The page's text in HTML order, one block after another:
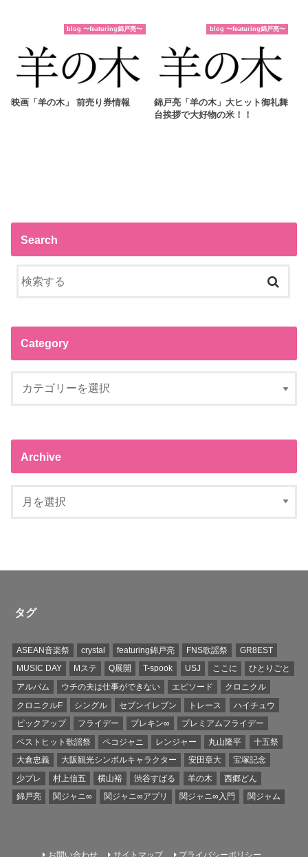
blog 〜featuring錦戸亮〜
映画「羊の木」 前売り券情報
blog 〜featuring錦戸亮〜
錦戸亮「羊の木」大ヒット御礼舞
台挨拶で大好物の米！！
Search
Category
Archive
タグ
ASEAN音楽祭 crystal featuring錦戸亮 FNS歌謡祭
GR8EST
MUSIC DAY
Mステ Q展開 T-spook USJ ここに
ひとりごと
アルバム
ウチの夫は仕事ができない エピソード
クロニクル
クロニクルF
シングル セブンイレブン トレース
ハイチュウ
ピックアップ
フライデー プレキン∞
プレミアムフライデー
ベストヒット歌謡祭
ペコジャニ レンジャー 丸山隆平
十五祭
大倉忠義
大阪観光シンボルキャラクター 安田章大
宝塚記念
少プレ
村上信五 横山裕 渋谷すばる 羊の木
西郷どん
錦戸亮
関ジャニ∞ 関ジャニ∞アプリ 関ジャニ∞入門 関ジャム
お問い合わせ サイトマップ プライバシーポリシー